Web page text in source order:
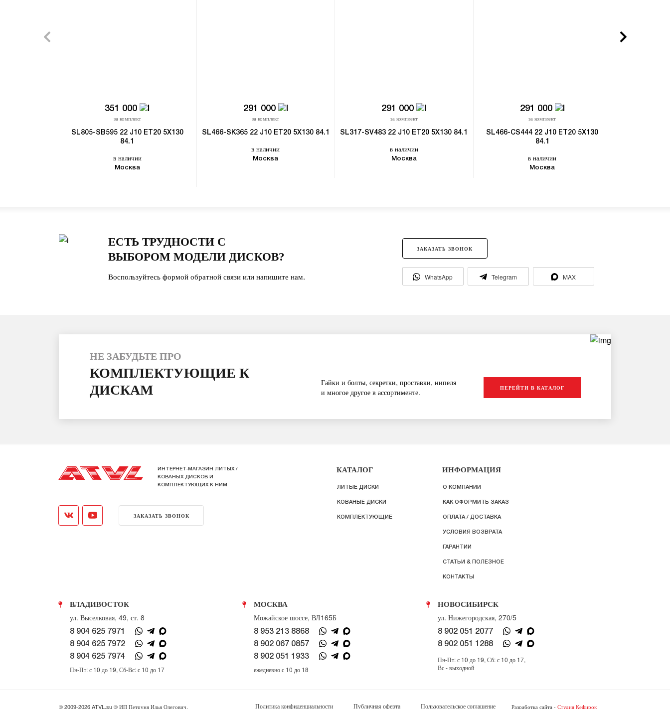
351 000
за комплект
SL805-SB595 22 J10 ET20 5X130
84.1
в наличии
Москва
291 000
за комплект
SL466-SK365 22 J10 ET20 5X130 84.1
в наличии
Москва
291 000
за комплект
SL317-SV483 22 J10 ET20 5X130 84.1
в наличии
Москва
291 000
за комплект
SL466-CS444 22 J10 ET20 5X130
84.1
в наличии
Москва
ЕСТЬ ТРУДНОСТИ С
ВЫБОРОМ МОДЕЛИ ДИСКОВ?
Воспользуйтесь формой обратной связи или напишите нам.
ЗАКАЗАТЬ ЗВОНОК
WhatsApp Telegram MAX
НЕ ЗАБУДЬТЕ ПРО
КОМПЛЕКТУЮЩИЕ К
ДИСКАМ
Гайки и болты, секретки, проставки, нипеля
и многое другое в ассортименте.
ПЕРЕЙТИ В КАТАЛОГ
ИНТЕРНЕТ-МАГАЗИН ЛИТЫХ /
КОВАНЫХ ДИСКОВ И
КОМПЛЕКТУЮЩИХ К НИМ
ЗАКАЗАТЬ ЗВОНОК
КАТАЛОГ
ЛИТЫЕ ДИСКИ
КОВАНЫЕ ДИСКИ
КОМПЛЕКТУЮЩИЕ
ИНФОРМАЦИЯ
О КОМПАНИИ
КАК ОФОРМИТЬ ЗАКАЗ
ОПЛАТА / ДОСТАВКА
УСЛОВИЯ ВОЗВРАТА
ГАРАНТИИ
СТАТЬИ & ПОЛЕЗНОЕ
КОНТАКТЫ
ВЛАДИВОСТОК
ул. Выселковая, 49, ст. 8
8 904 625 7971
8 904 625 7972
8 904 625 7974
Пн-Пт: с 10 до 19, Сб-Вс: с 10 до 17
МОСКВА
Можайское шоссе, ВЛ165Б
8 953 213 8868
8 902 067 0857
8 902 051 1933
ежедневно с 10 до 18
НОВОСИБИРСК
ул. Нижегородская, 270/5
8 902 051 2077
8 902 051 1288
Пн-Пт: с 10 до 19, Сб: с 10 до 17,
Вс - выходной
© 2009-2026 ATVL.su © ИП Петруня Илья Олегович, Политика конфиденциальности Публичная оферта Пользовательское соглашение Разработка сайта - Студия Кефирок